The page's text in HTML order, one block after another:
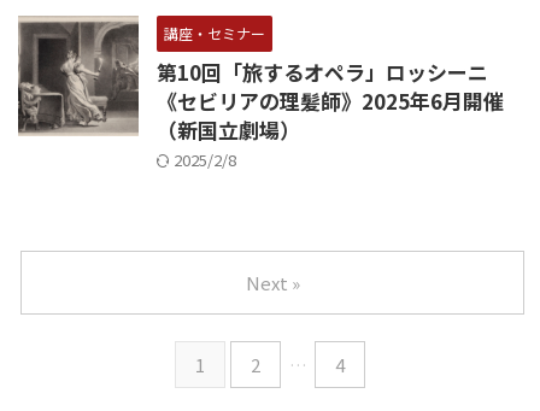
講座・セミナー
第10回「旅するオペラ」ロッシーニ
《セビリアの理髪師》2025年6月開催
（新国立劇場）
2025/2/8
1 2 … 4
Next »